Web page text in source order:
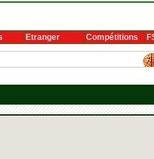
Etranger Compétitions
NBA